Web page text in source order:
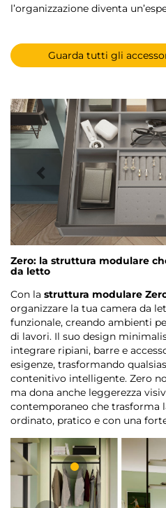
l’organizzazione diventa
Guarda tutti gli
Zero: la struttura modulare
da letto
Con la struttura modulare
organizzare la tua camera da
funzionale, creando ambienti
di lavori. Il suo design
integrare ripiani, barre e
esigenze, trasformando
contenitivo intelligente. Zero
ma dona anche leggerezza
contemporaneo che trasforma
ordinato, pratico e con una